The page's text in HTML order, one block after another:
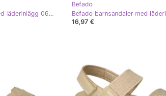
Befado barnsandaler med läderinlägg 062Y002 gyllene hjärtan
Befado
16,97 €